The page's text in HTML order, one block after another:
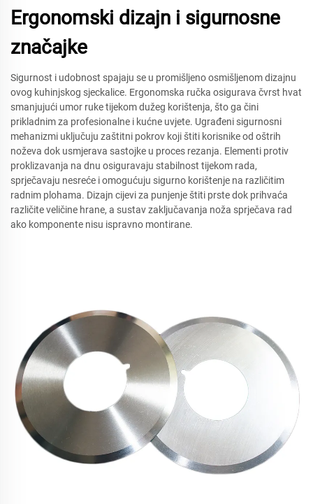
Ergonomski dizajn i sigurnosne
značajke
Sigurnost i udobnost spajaju se u promišljeno osmišljenom dizajnu
ovog kuhinjskog sjeckalice. Ergonomska ručka osigurava čvrst hvat
smanjujući umor ruke tijekom dužeg korištenja, što ga čini
prikladnim za profesionalne i kućne uvjete. Ugrađeni sigurnosni
mehanizmi uključuju zaštitni pokrov koji štiti korisnike od oštrih
noževa dok usmjerava sastojke u proces rezanja. Elementi protiv
proklizavanja na dnu osiguravaju stabilnost tijekom rada,
sprječavaju nesreće i omogućuju sigurno korištenje na različitim
radnim plohama. Dizajn cijevi za punjenje štiti prste dok prihvaća
različite veličine hrane, a sustav zaključavanja noža sprječava rad
ako komponente nisu ispravno montirane.